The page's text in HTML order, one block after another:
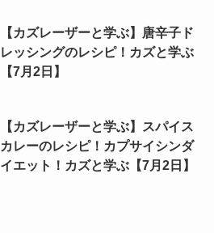
【カズレーザーと学ぶ】唐辛子ド
レッシングのレシピ！カズと学ぶ
【7月2日】
【カズレーザーと学ぶ】スパイス
カレーのレシピ！カプサイシンダ
イエット！カズと学ぶ【7月2日】